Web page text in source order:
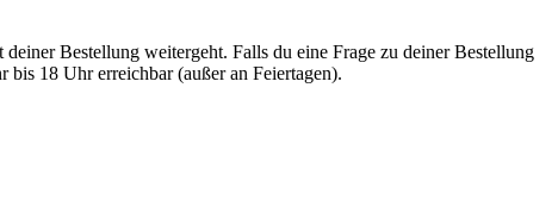
Bestellung weitergeht. Falls du eine Frage zu deiner Bestellung
18 Uhr erreichbar (außer an Feiertagen).